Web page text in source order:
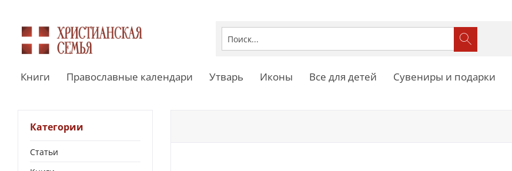
Книги Православные календари Утварь Иконы Все для детей Сувениры и подарки
Категории
Статьи